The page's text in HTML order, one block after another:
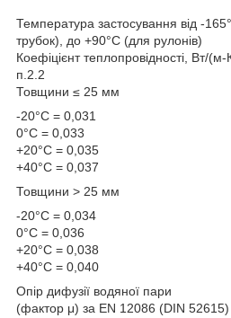
Температура застосування від -
трубок), до +90°С (для рулонів)
Коефіцієнт теплопровідності, Вт/
п.2.2
Товщини ≤ 25 мм
-20°С = 0,031
0°С = 0,033
+20°С = 0,035
+40°С = 0,037
Товщини > 25 мм
-20°С = 0,034
0°С = 0,036
+20°С = 0,038
+40°С = 0,040
Опір дифузії водяної пари
(фактор μ) за EN 12086 (DIN